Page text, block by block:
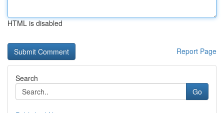
HTML is disabled
Report Page
Search
Go